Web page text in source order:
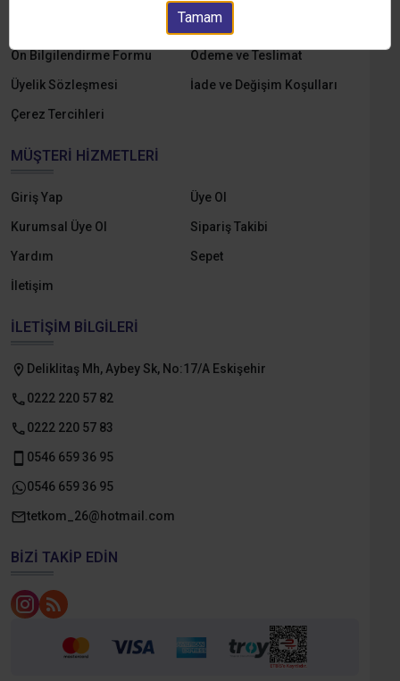
Mesafeli Satış Sözleşmesi
Ön Bilgilendirme Formu Ödeme ve Teslimat
Üyelik Sözleşmesi İade ve Değişim Koşulları
Çerez Tercihleri
MÜŞTERI HIZMETLERI
Giriş Yap Üye Ol
Kurumsal Üye Ol Sipariş Takibi
Yardım Sepet
İletişim
İLETIŞIM BILGILERI
Deliklitaş Mh, Aybey Sk, No:17/A Eskişehir
0222 220 57 82
0222 220 57 83
0546 659 36 95
0546 659 36 95
tetkom_26@hotmail.com
BIZI TAKIP EDIN
Tamam